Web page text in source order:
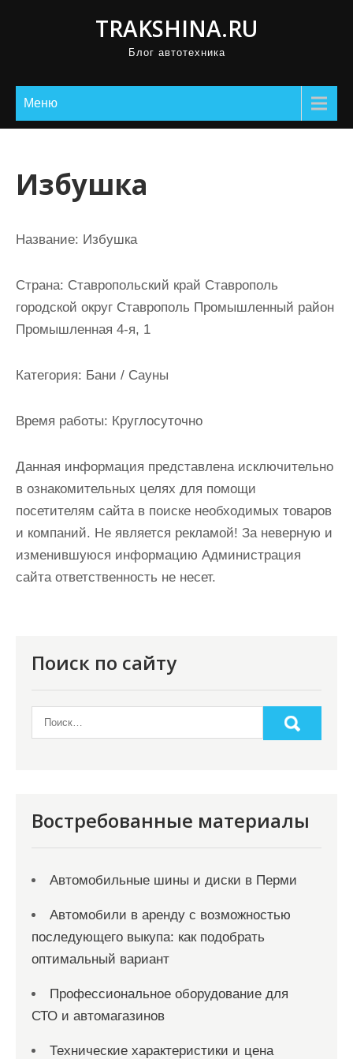
TRAKSHINA.RU
Блог автотехника
Меню
Избушка
Название: Избушка
Страна: Ставропольский край Ставрополь
городской округ Ставрополь Промышленный район
Промышленная 4-я, 1
Категория: Бани / Сауны
Время работы: Круглосуточно
Данная информация представлена исключительно
в ознакомительных целях для помощи
посетителям сайта в поиске необходимых товаров
и компаний. Не является рекламой! За неверную и
изменившуюся информацию Администрация
сайта ответственность не несет.
Поиск по сайту
Востребованные материалы
Автомобильные шины и диски в Перми
Автомобили в аренду с возможностью
последующего выкупа: как подобрать
оптимальный вариант
Профессиональное оборудование для
СТО и автомагазинов
Технические характеристики и цена